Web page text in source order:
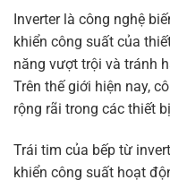
Inverter là công nghệ
khiển công suất của
năng vượt trội và tránh
Trên thế giới hiện nay,
rộng rãi trong các thiết
Trái tim của bếp từ
khiển công suất hoạt